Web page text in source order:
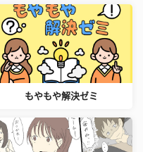
もやもや解決ゼミ